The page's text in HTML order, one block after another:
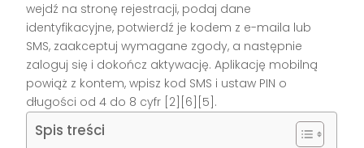
wejdź na stronę rejestracji, podaj dane
identyfikacyjne, potwierdź je kodem z e-maila lub
SMS, zaakceptuj wymagane zgody, a następnie
zaloguj się i dokończ aktywację. Aplikację mobilną
powiąż z kontem, wpisz kod SMS i ustaw PIN o
długości od 4 do 8 cyfr [2][6][5].
Spis treści